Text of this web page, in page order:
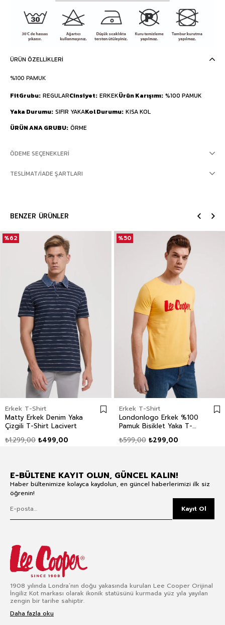
ÜRÜN ÖZELLIKLERI
%100 PAMUK
FitGrubu REGULARCinsiyet ERKEKÜrün Karışımı %100 PAMUK
Yaka Durumu SIFIR YAKAKol Durumu KISA KOL
ÜRÜN ANA GRUBU ÖRME
ÖDEME SEÇENEKLERI
TESLIMAT/İADE ŞARTLARI
BENZER ÜRÜNLER
Erkek T-Shirt
Matty Erkek Denim Yaka
Çizgili T-Shirt Lacivert
₺499,00
₺1.299,00
%62
Erkek T-Shirt
Londonlogo Erkek %100
Pamuk Bisiklet Yaka T-
₺299,00
₺599,00
%50
E-BÜLTENE KAYIT OLUN, GÜNCEL KALIN!
Haber bültenimize kolayca kaydolun, en güncel haberlerimizi ilk siz
öğrenin!
Kayıt Ol
1908 yılında Londra’nın doğu yakasında kurulan Lee Cooper Orijinal
İngiliz Kot markası olarak ikonik statüsünü kurmada yüz yıla yayılan
zengin bir tarihe sahiptir.
Daha fazla oku